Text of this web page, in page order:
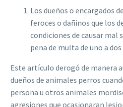
Los dueños o encargados
feroces o dañinos que los
condiciones de causar mal
pena de multa de uno a dos
Este artículo derogó de manera
dueños de animales perros
persona u otros animales
agresiones que ocasionaran